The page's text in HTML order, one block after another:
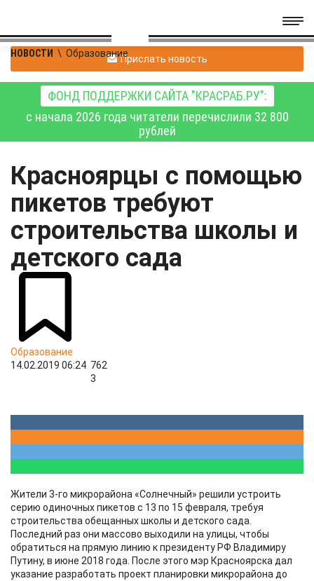
НОВОСТИ \ ОбразованиеПрислать новость
ФОНД ПОДДЕРЖКИ САЙТА "КРАСРАБ.РУ":
с начала 2026 года читатели перечислили 32 800
рублей
Красноярцы с помощью
пикетов требуют
строительства школы и
детского сада
Образование
14.02.2019 06:24 762
3
Жители 3-го микрорайона «Солнечный» решили устроить
серию одиночных пикетов с 13 по 15 февраля, требуя
строительства обещанных школы и детского сада.
Последний раз они массово выходили на улицы, чтобы
обратиться на прямую линию к президенту РФ Владимиру
Путину, в июне 2018 года. После этого мэр Красноярска дал
указание разработать проект планировки микрорайона до